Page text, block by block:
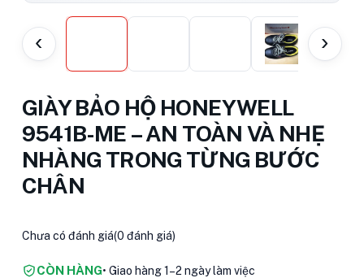
‹ ›
GIÀY BẢO HỘ HONEYWELL
9541B-ME – AN TOÀN VÀ NHẸ
NHÀNG TRONG TỪNG BƯỚC
CHÂN
Chưa có đánh giá(0 đánh giá)
CÒN HÀNG• Giao hàng 1–2 ngày làm việc